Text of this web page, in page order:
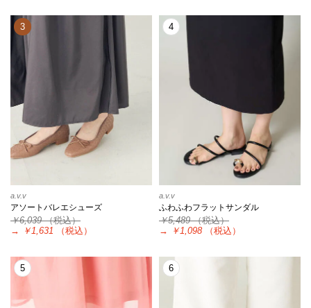
3
a.v.v
アソートバレエシューズ
￥6,039（税込）
→
￥1,631 （税込）
4
a.v.v
ふわふわフラットサンダル
￥5,489（税込）
→
￥1,098 （税込）
5 6